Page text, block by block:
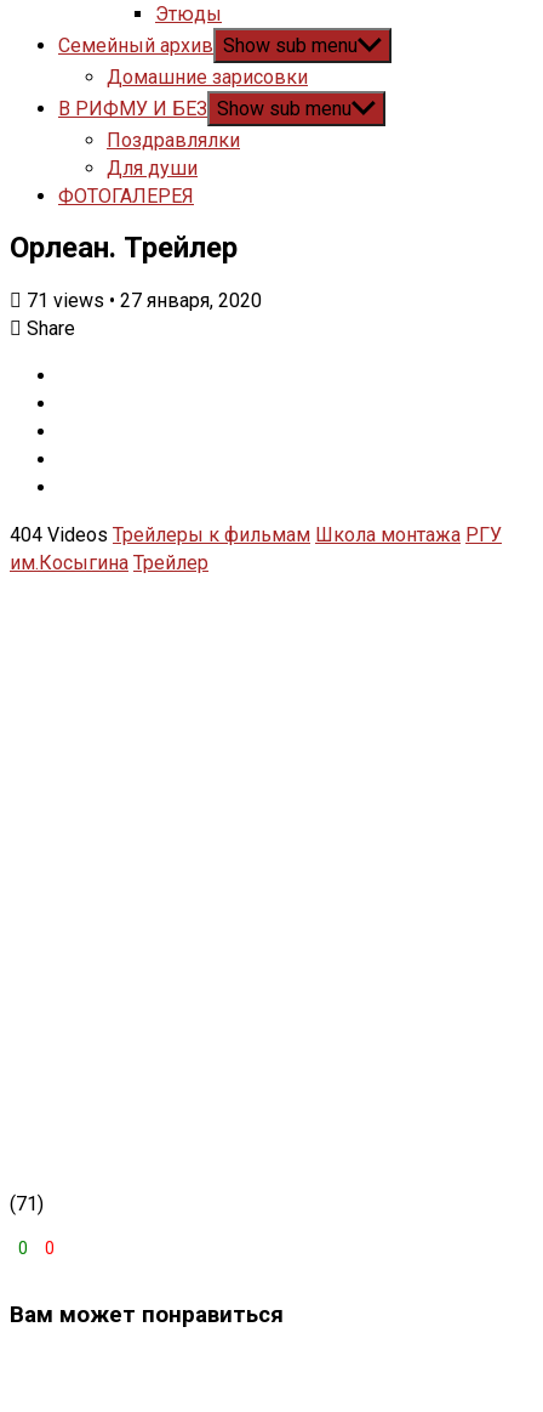
Этюды
Семейный архив Show sub menu
Домашние зарисовки
В РИФМУ И БЕЗ Show sub menu
Поздравлялки
Для души
ФОТОГАЛЕРЕЯ
Орлеан. Трейлер
71 views • 27 января, 2020
Share
404 Videos Трейлеры к фильмам Школа монтажа РГУ
им.Косыгина Трейлер
(71)
0 0
Вам может понравиться